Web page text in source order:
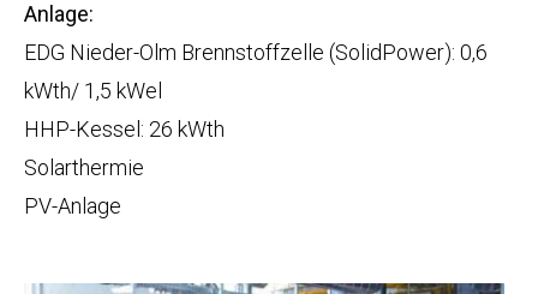
Anlage:
EDG Nieder-Olm Brennstoffzelle (SolidPower): 0,6
kWth/ 1,5 kWel
HHP-Kessel: 26 kWth
Solarthermie
PV-Anlage